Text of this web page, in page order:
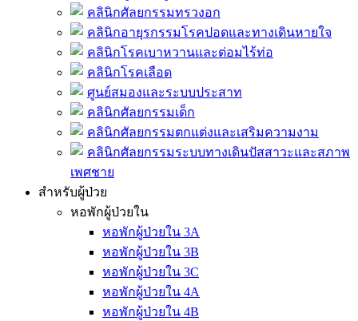
คลินิกศัลยกรรมทรวงอก
คลินิกอายุรกรรมโรคปอดและทางเดินหายใจ
คลินิกโรคเบาหวานและต่อมไร้ท่อ
คลินิกโรคเลือด
ศูนย์สมองและระบบประสาท
คลินิกศัลยกรรมเด็ก
คลินิกศัลยกรรมตกแต่งและเสริมความงาม
คลินิกศัลยกรรมระบบทางเดินปัสสาวะและสภาพ
เพศชาย
สำหรับผู้ป่วย
หอพักผู้ป่วยใน
หอพักผู้ป่วยใน 3A
หอพักผู้ป่วยใน 3B
หอพักผู้ป่วยใน 3C
หอพักผู้ป่วยใน 4A
หอพักผู้ป่วยใน 4B